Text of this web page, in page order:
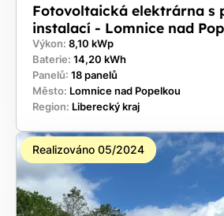
Fotovoltaická elektrárna s
instalací - Lomnice nad
Výkon: 8,10 kWp
Baterie: 14,20 kWh
Panelů: 18 panelů
Město: Lomnice nad Popelkou
Region: Liberecký kraj
Realizováno 05/2024